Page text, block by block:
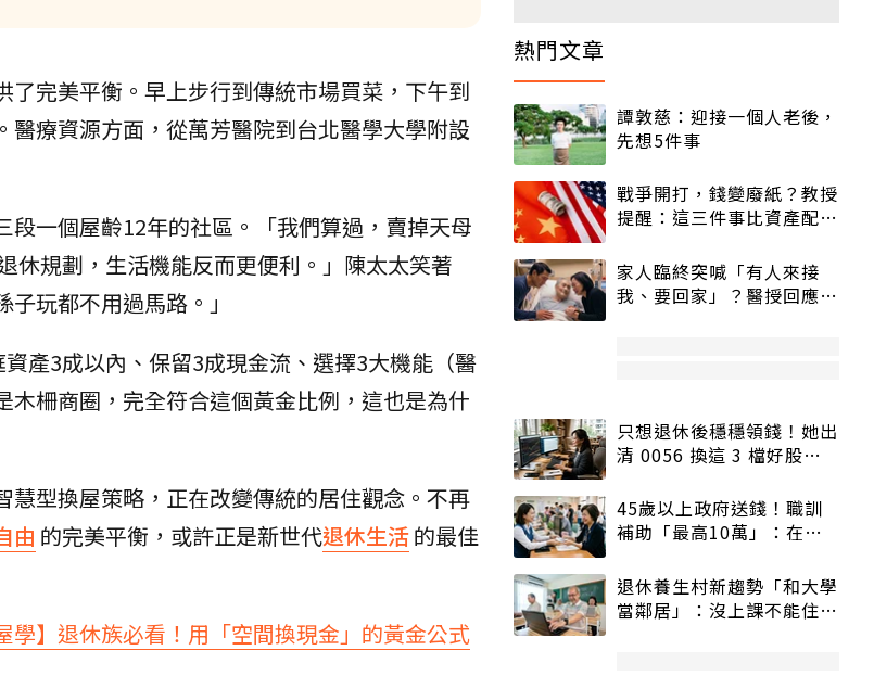
完美平衡。早上步行到傳統市場買菜，下午到
療資源方面，從萬芳醫院到台北醫學大學附設
一個屋齡12年的社區。「我們算過，賣掉天母
休規劃，生活機能反而更便利。」陳太太笑著
玩都不用過馬路。」
產3成以內、保留3成現金流、選擇3大機能（醫
柵商圈，完全符合這個黃金比例，這也是為什
型換屋策略，正在改變傳統的居住觀念。不再
由 的完美平衡，或許正是新世代退休生活的最佳
學】退休族必看！用「空間換現金」的黃金公式
熱門文章
譚敦慈：迎接一個人老後，
先想5件事
戰爭開打，錢變廢紙？教授
提醒：這三件事比資產配置
家人臨終突喊「有人來接
我、要回家」？醫授回應方
只想退休後穩穩領錢！她出
清 0056 換這 3 檔好股：
45歲以上政府送錢！職訓
補助「最高10萬」：在
退休養生村新趨勢「和大學
當鄰居」：沒上課不能住、